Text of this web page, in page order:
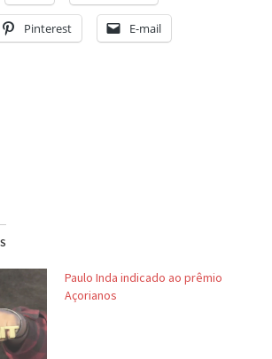
Pinterest E-mail
Paulo Inda indicado ao prêmio
Açorianos